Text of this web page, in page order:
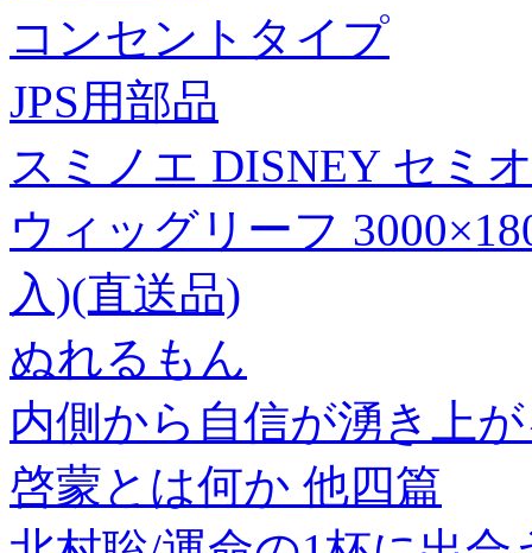
コンセントタイプ
JPS用部品
スミノエ DISNEY セミ
ウィッグリーフ
入)(直送品)
ぬれるもん
内側から自信が湧き上
啓蒙とは何か 他四篇